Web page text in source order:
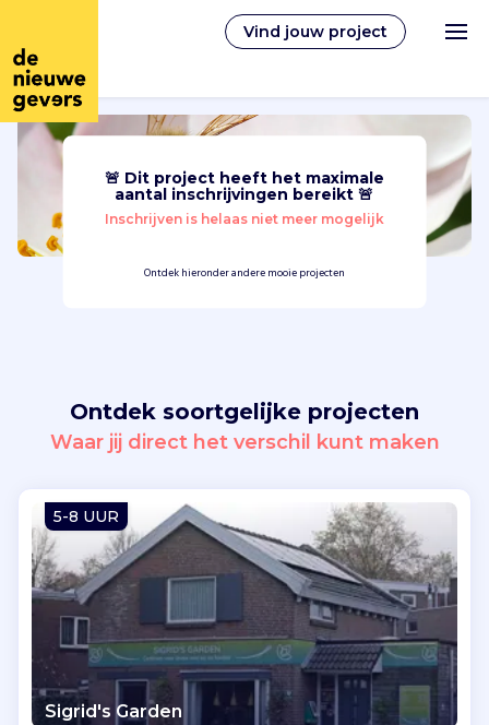
Vind jouw project
Nederlands
Vrijwilligerswerk
Vind jouw project
Inloggen
🚨 Dit project heeft het maximale
aantal inschrijvingen bereikt 🚨
Inschrijven is helaas niet meer mogelijk
Ontdek hieronder andere mooie projecten
Ontdek soortgelijke projecten
Waar jij direct het verschil kunt maken
5-8 UUR
Sigrid's Garden